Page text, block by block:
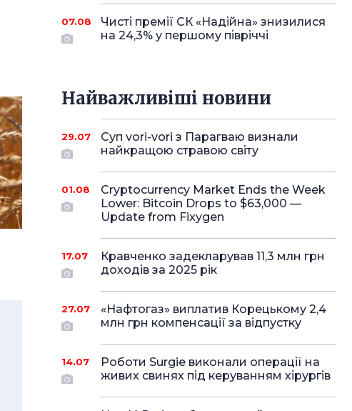
07.08
Чисті премії СК «Надійна» знизилися
на 24,3% у першому півріччі
Найважливіші новини
29.07
Суп vori-vori з Парагваю визнали
найкращою стравою світу
01.08
Cryptocurrency Market Ends the Week
Lower: Bitcoin Drops to $63,000 —
Update from Fixygen
17.07
Кравченко задекларував 11,3 млн грн
доходів за 2025 рік
27.07
«Нафтогаз» виплатив Корецькому 2,4
млн грн компенсації за відпустку
14.07
Роботи Surgie виконали операції на
живих свинях під керуванням хірургів